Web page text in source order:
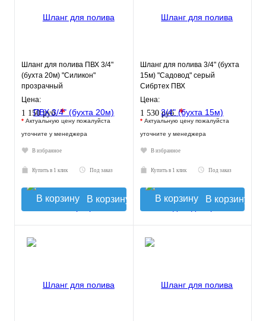
Шланг для полива ПВХ 3/4"
(бухта 20м) "Силикон"
прозрачный
ПромХимТехнология
Цена:
1 150 руб.*
* Актуальную цену пожалуйста
уточните у менеджера
В избранное
Купить в 1 клик Под заказ
В корзину
Шланг для полива 3/4" (бухта
15м) "Садовод" серый
Сибртех ПВХ
Цена:
1 530 руб.*
* Актуальную цену пожалуйста
уточните у менеджера
В избранное
Купить в 1 клик Под заказ
В корзину